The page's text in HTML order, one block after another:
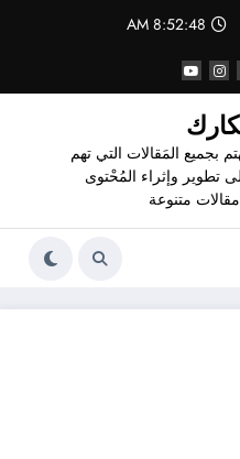
8:52:48 AM
بجميع المَقالات التي تهم
تطوير وإثراء المُحْتوى
متنوعة